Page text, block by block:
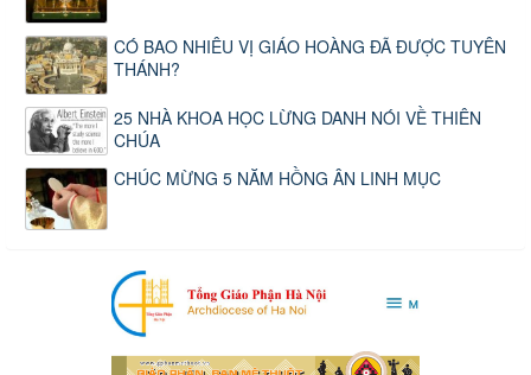
CÓ BAO NHIÊU VỊ GIÁO HOÀNG ĐÃ ĐƯỢC TUYÊN
THÁNH?
25 NHÀ KHOA HỌC LỪNG DANH NÓI VỀ THIÊN
CHÚA
CHÚC MỪNG 5 NĂM HỒNG ÂN LINH MỤC